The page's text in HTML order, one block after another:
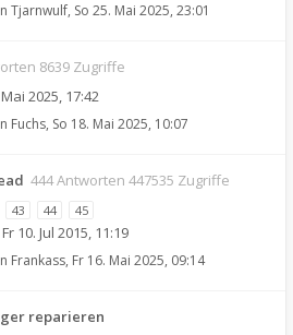
Tjarnwulf, So 25. Mai 2025, 23:01
8639 Zugriffe
2025, 17:42
Fuchs, So 18. Mai 2025, 10:07
444 Antworten 447535 Zugriffe
43 44 45
Fr 10. Jul 2015, 11:19
Frankass, Fr 16. Mai 2025, 09:14
reparieren